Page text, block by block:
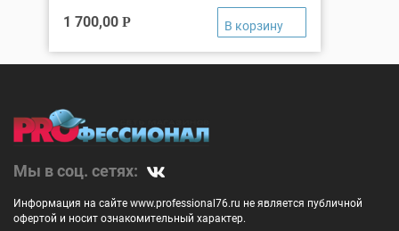
1 700,00 Р
Мы в соц. сетях:
Информация на сайте www.professional76.ru не является публичной
офертой и носит ознакомительный характер.